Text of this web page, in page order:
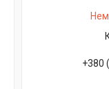
+380